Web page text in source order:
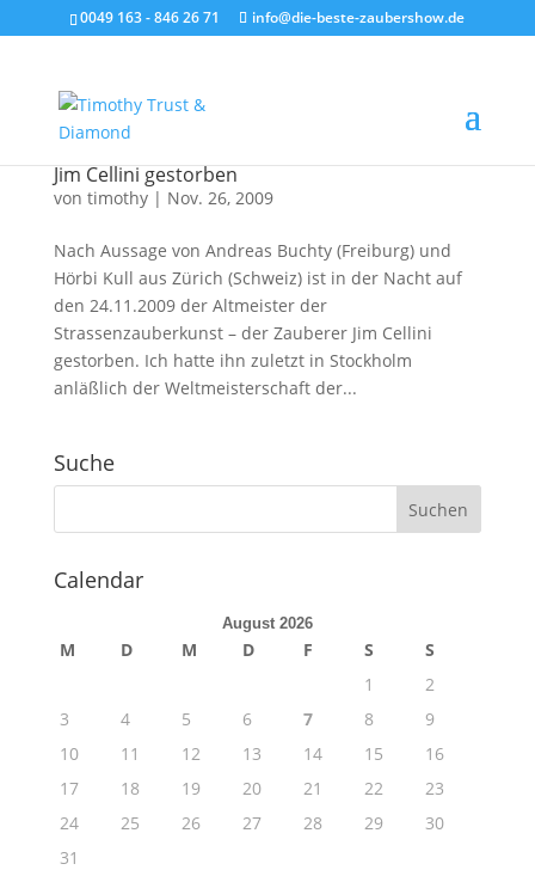
0049 163 - 846 26 71 info@die-beste-zaubershow.de
Jim Cellini gestorben
von timothy| Nov. 26, 2009
Nach Aussage von Andreas Buchty (Freiburg) und
Hörbi Kull aus Zürich (Schweiz) ist in der Nacht auf
den 24.11.2009 der Altmeister der
Strassenzauberkunst – der Zauberer Jim Cellini
gestorben. Ich hatte ihn zuletzt in Stockholm
anläßlich der Weltmeisterschaft der...
Suche
Calendar
August 2026
M D M D F S
S
1
2
3
4 5 6 7 8
9
10
11 12 13 14 15
16
17
18 19 20 21 22
23
24
25 26 27 28 29
30
31